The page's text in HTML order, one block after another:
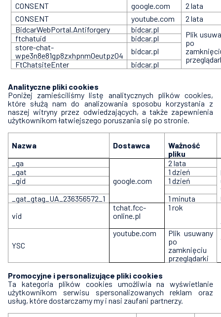
CONSENT
google.com
2 lata
CONSENT
youtube.com
2 lata
BidcarWebPortal.Antiforgery
bidcar.pl
Plik
po
ftchatuid
bidcar.pl
store-chat-
wpe3n8e81gp8zxhpnm0eutpz04
bidcar.pl
FtChatsiteEnter
bidcar.pl
Analityczne pliki cookies
Poniżej zamieściliśmy listę analitycznych plików cookies,
które służą nam do analizowania sposobu korzystania z
naszej witryny przez odwiedzających, a także zapewnienia
użytkownikom łatwiejszego poruszania się po stronie.
Nazwa Dostawca
Ważność
pliku
_ga
google.com
2 lata
_gat
1 dzień
_gid
1 dzień
_gat_gtag_UA_236356572_1
1 minuta
vid
tchat.fcc-
online.pl
1 rok
YSC
youtube.com
Plik usuwany
po
zamknięciu
przeglądarki
Promocyjne i personalizujące pliki cookies
Ta kategoria plików cookies umożliwia na wyświetlanie
użytkownikom serwisu spersonalizowanych reklam oraz
usług, które dostarczamy my i nasi zaufani partnerzy.